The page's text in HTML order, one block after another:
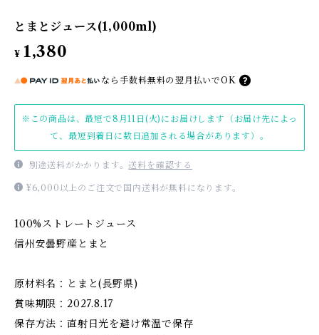
とまとジュース(1,000ml)
¥ 1,380
なら 手数料無料の 翌月払いでOK
※この商品は、最短で8月11日(火)にお届けします（お届け先によっ
て、最短到着日に数日追加される場合があります）。
別途送料がかかります。送料を確認する
¥6,000以上のご注文で国内送料が無料になります。
100%ストレートジュース
信州安曇野産とまと
原材料名：とまと(長野県)
賞味期限：2027.8.17
保存方法：直射日光を避け常温で保存